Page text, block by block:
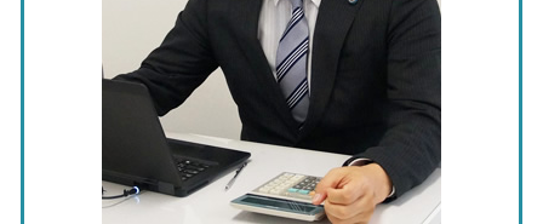
中期 事業計画
税務相談 税理士 岐阜県
税務調査 税理士 相談 名古屋市
税務調査 税理士 相談 岐阜県
事業承継 税理士 相談 愛知県